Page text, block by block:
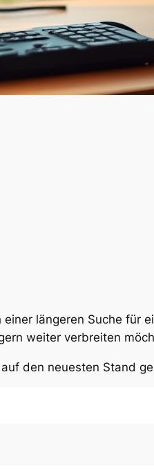
längeren Suche für
weiter verbreiten
den neuesten Stand